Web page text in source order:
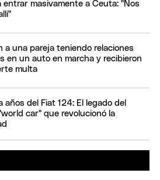
entrar masivamente a Ceuta: "Nos
a una pareja teniendo relaciones
en un auto en marcha y recibieron
multa
años del Fiat 124: El legado del
car" que revolucionó la